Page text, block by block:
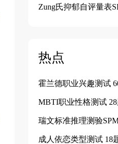
Zung氏抑郁自评量表
热点
霍兰德职业兴趣测试 60题简
MBTI职业性格测试 28题
瑞文标准推理测验
成人依恋类型测试 18